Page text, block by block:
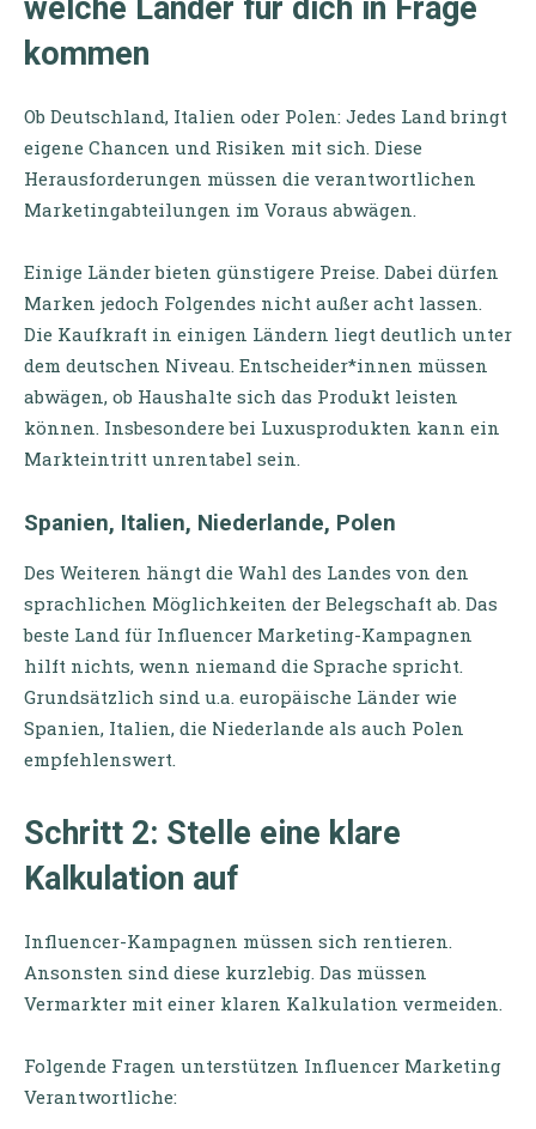
welche Länder für dich in Frage
kommen
Ob Deutschland, Italien oder Polen: Jedes Land bringt
eigene Chancen und Risiken mit sich. Diese
Herausforderungen müssen die verantwortlichen
Marketingabteilungen im Voraus abwägen.
Einige Länder bieten günstigere Preise. Dabei dürfen
Marken jedoch Folgendes nicht außer acht lassen.
Die Kaufkraft in einigen Ländern liegt deutlich unter
dem deutschen Niveau. Entscheider*innen müssen
abwägen, ob Haushalte sich das Produkt leisten
können. Insbesondere bei Luxusprodukten kann ein
Markteintritt unrentabel sein.
Spanien, Italien, Niederlande, Polen
Des Weiteren hängt die Wahl des Landes von den
sprachlichen Möglichkeiten der Belegschaft ab. Das
beste Land für Influencer Marketing-Kampagnen
hilft nichts, wenn niemand die Sprache spricht.
Grundsätzlich sind u.a. europäische Länder wie
Spanien, Italien, die Niederlande als auch Polen
empfehlenswert.
Schritt 2: Stelle eine klare
Kalkulation auf
Influencer-Kampagnen müssen sich rentieren.
Ansonsten sind diese kurzlebig. Das müssen
Vermarkter mit einer klaren Kalkulation vermeiden.
Folgende Fragen unterstützen Influencer Marketing
Verantwortliche: